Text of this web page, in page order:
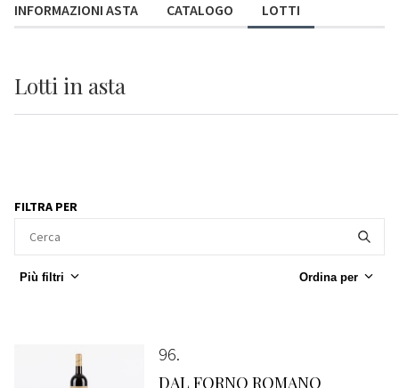
INFORMAZIONI ASTA CATALOGO LOTTI
Lotti in asta
FILTRA PER
Più filtri Ordina per
96
DAL FORNO ROMANO